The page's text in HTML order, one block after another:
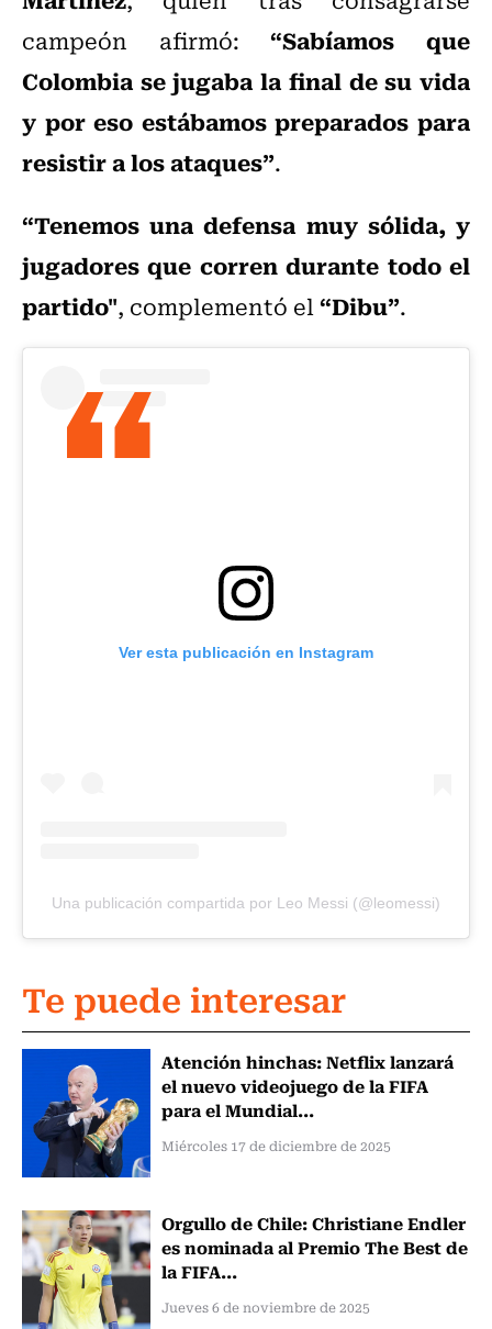
campeón afirmó:“Sabíamos que
Colombia se jugaba la final de su vida
y por eso estábamos preparados para
resistir a los ataques”.
“Tenemos una defensa muy sólida, y
jugadores que corren durante todo el
partido", complementó el“Dibu”.
Ver esta publicación en Instagram
Una publicación compartida por Leo Messi (@leomessi)
Te puede interesar
Atención hinchas: Netflix lanzará
el nuevo videojuego de la FIFA
para el Mundial...
Miércoles 17 de diciembre de 2025
Orgullo de Chile: Christiane Endler
es nominada al Premio The Best de
la FIFA...
Jueves 6 de noviembre de 2025